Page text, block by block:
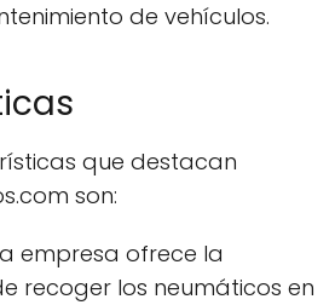
de vehículos.
que destacan
son:
empresa ofrece la
recoger los neumáticos en